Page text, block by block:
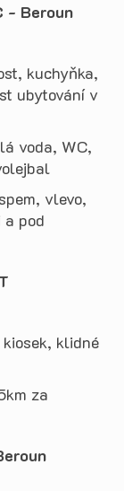
- Beroun
kuchyňka,
ubytování v
voda, WC,
vlevo,
pod
klidné
za